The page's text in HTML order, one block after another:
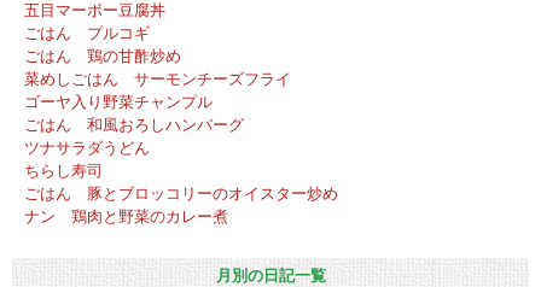
五目マーボー豆腐丼
ごはん プルコギ
ごはん 鶏の甘酢炒め
菜めしごはん サーモンチーズフライ
ゴーヤ入り野菜チャンプル
ごはん 和風おろしハンバーグ
ツナサラダうどん
ちらし寿司
ごはん 豚とブロッコリーのオイスター炒め
ナン 鶏肉と野菜のカレー煮
月別の日記一覧